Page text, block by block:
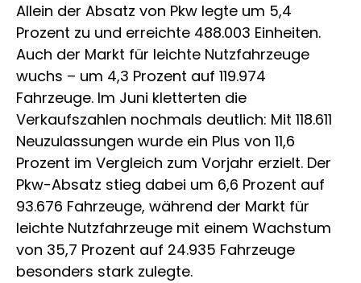
Allein der Absatz von Pkw legte um 5,4
Prozent zu und erreichte 488.003 Einheiten.
Auch der Markt für leichte Nutzfahrzeuge
wuchs – um 4,3 Prozent auf 119.974
Fahrzeuge. Im Juni kletterten die
Verkaufszahlen nochmals deutlich: Mit 118.611
Neuzulassungen wurde ein Plus von 11,6
Prozent im Vergleich zum Vorjahr erzielt. Der
Pkw-Absatz stieg dabei um 6,6 Prozent auf
93.676 Fahrzeuge, während der Markt für
leichte Nutzfahrzeuge mit einem Wachstum
von 35,7 Prozent auf 24.935 Fahrzeuge
besonders stark zulegte.